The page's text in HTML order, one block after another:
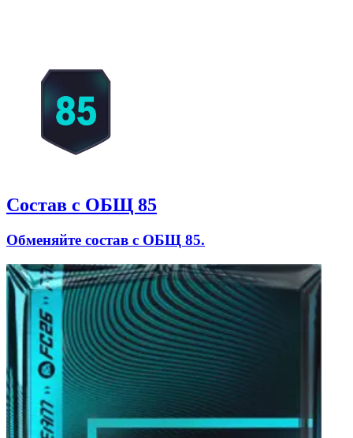
Состав с ОБЩ 85
Обменяйте состав с ОБЩ 85.